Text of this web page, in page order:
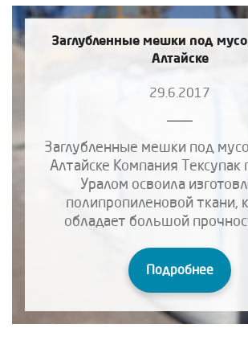
Заглубленные мешки под
Алтайске
29.6.2017
Заглубленные мешки под
Алтайске Компания Тексупак
Уралом освоила
полипропиленовой ткани,
обладает большой
Подробнее